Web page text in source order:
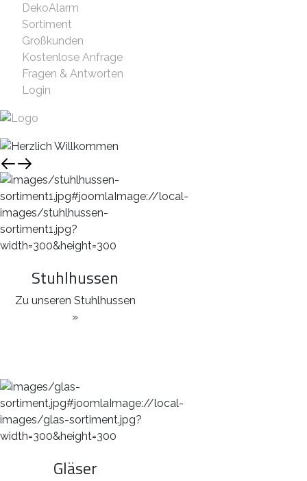
DekoAlarm
Sortiment
Großkunden
Kostenlose Anfrage
Fragen & Antworten
Login
Stuhlhussen
Zu unseren Stuhlhussen
»
Gläser